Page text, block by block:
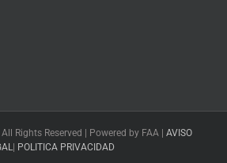
Rights Reserved | Powered by FAA | AVISO
| POLITICA PRIVACIDAD